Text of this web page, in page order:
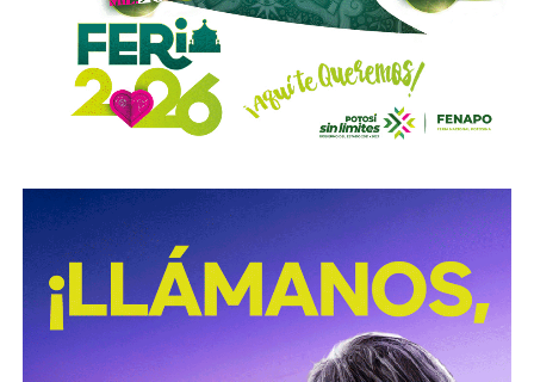
autoridades pararepintar o rescatar las señales que
no solo ahí, sino en toda la ciudad, están mal pintadas,
opacas, mal colocadas o tapadas por árboles
compartieron videos, que criticaron al
conductores hacia peatones
(como si eso no fuera pan
de cada día), ¿por qué no acompañaron sus post con un
“circule con cuidado”, “cumpla con lo establecido”,
“respete al peatón”?
A mis colegas de los medios: falta para el 2027, no
empecemos desde ya a
querer caerle mejor al que